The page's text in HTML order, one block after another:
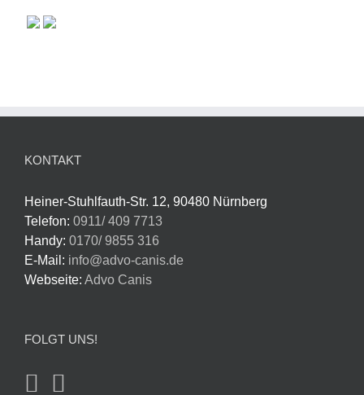
KONTAKT
Heiner-Stuhlfauth-Str. 12, 90480 Nürnberg
Telefon: 0911/ 409 7713
Handy: 0170/ 9855 316
E-Mail: info@advo-canis.de
Webseite: Advo Canis
FOLGT UNS!